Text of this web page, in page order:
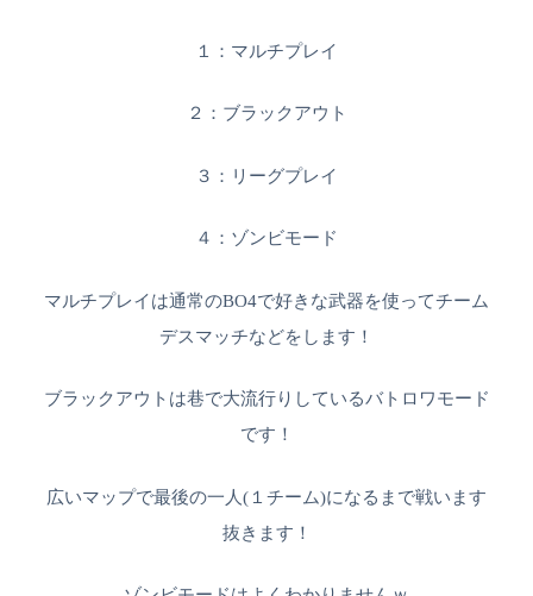
１：マルチプレイ
２：ブラックアウト
３：リーグプレイ
４：ゾンビモード
マルチプレイは通常のBO4で好きな武器を使ってチーム
デスマッチなどをします！
ブラックアウトは巷で大流行りしているバトロワモード
です！
広いマップで最後の一人(１チーム)になるまで戦います
抜きます！